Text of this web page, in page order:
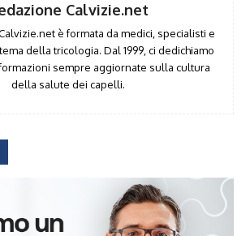
Calvizie.net
è formata da medici, specialisti e
della tricologia. Dal 1999, ci dedichiamo
sempre aggiornate sulla cultura
della salute dei capelli.